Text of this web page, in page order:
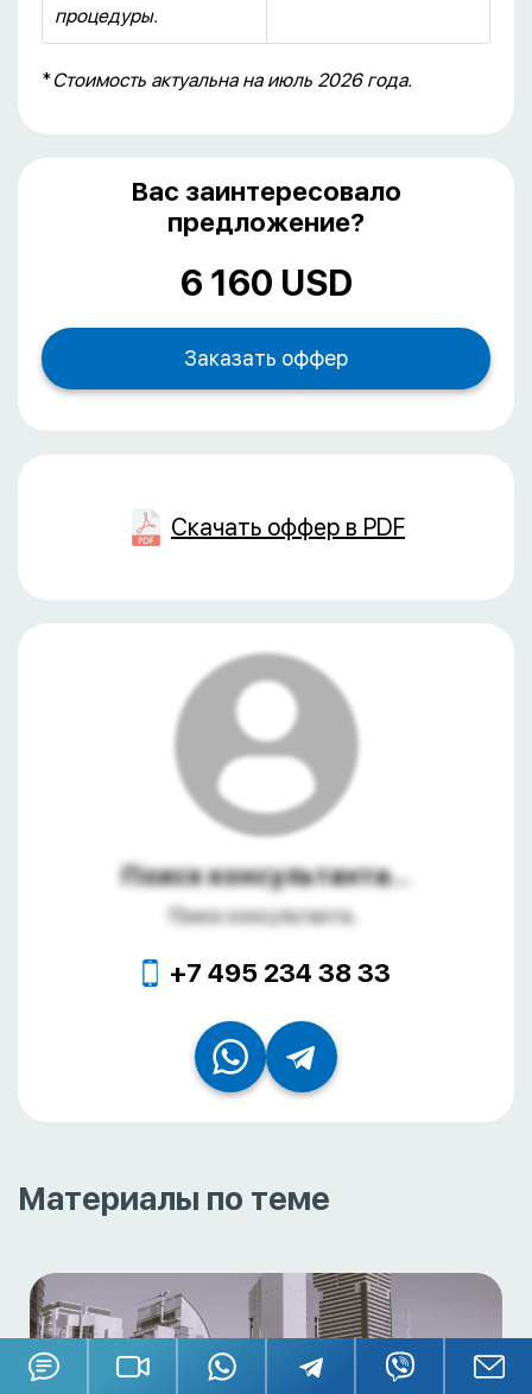
процедуры.
*Стоимость актуальна на июль 2026 года.
Вас заинтересовало
предложение?
6 160 USD
Скачать оффер в PDF
Поиск консультанта...
Поиск консультанта...
+7 495 234 38 33
Материалы по теме